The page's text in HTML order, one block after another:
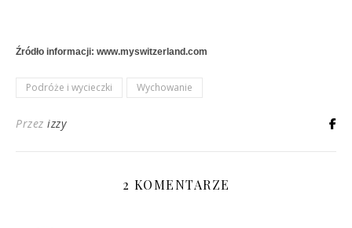
Źródło informacji: www.myswitzerland.com
Podróże i wycieczki Wychowanie
Przez izzy
2 KOMENTARZE